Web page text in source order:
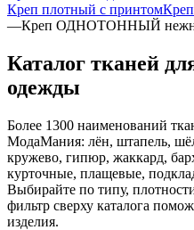
Креп плотный с принтом
—Креп ОДНОТОННЫЙ
Каталог тканей
одежды
Более 1300 наименований
МодаМания: лён, штапель,
кружево, гипюр, жаккард,
курточные, плащевые,
Выбирайте по типу,
фильтр сверху каталога
изделия.